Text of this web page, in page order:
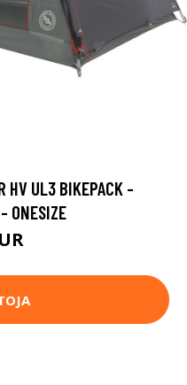
HV UL3 BIKEPACK -
ONESIZE